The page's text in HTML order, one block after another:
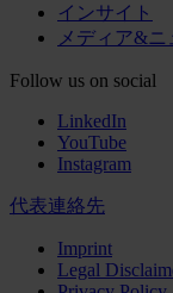
インサイト
メディア&ニ
Follow us on social
LinkedIn
YouTube
Instagram
代表連絡先
Imprint
Legal